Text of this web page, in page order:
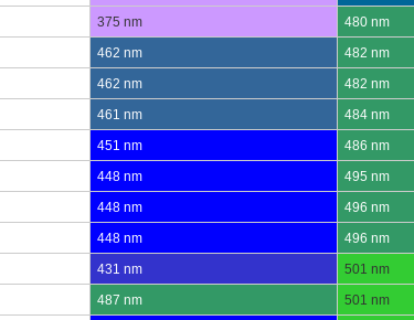
375 nm
480 nm
462 nm
482 nm
462 nm
482 nm
461 nm
484 nm
451 nm
486 nm
448 nm
495 nm
448 nm
496 nm
448 nm
496 nm
431 nm
501 nm
487 nm 501 nm